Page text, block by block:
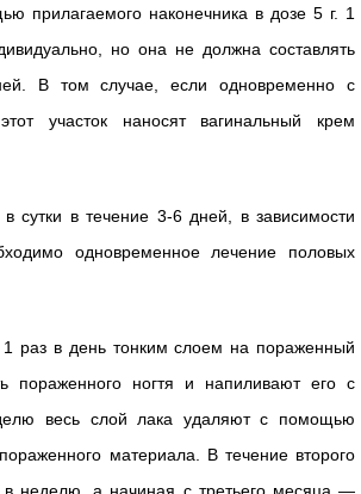
прилагаемого наконечника в дозе 5 г. 1
но она не должна составлять
В том случае, если одновременно с
участок наносят вагинальный крем
сутки в течение 3-6 дней, в зависимости
одновременное лечение половых
1 раз в день тонким слоем на пораженный
ногтя и напиливают его с
весь слой лака удаляют с помощью
материала. В течение второго